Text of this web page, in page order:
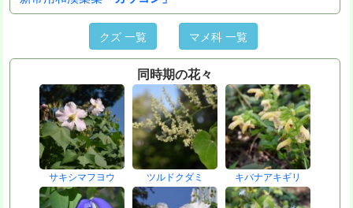
クズ 一覧 マメ科 一覧
同時期の花々
サキシマフヨウ ツルドクダミ キバナアキギリ